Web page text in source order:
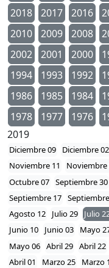
2018
2017 2016
2010
2009 2008
2002
2001 2000
1994
1993 1992
1986
1985 1984
1978
1977 1976
2019
Diciembre 09 Diciembre 02
Noviembre 11
Noviembre
Octubre 07 Septiembre 30
Septiembre 17
Agosto 12
Julio 29 Julio
Junio 10
Junio 03 Mayo
Mayo 06 Abril 29 Abril 22
Abril 01
Marzo 25 Marzo